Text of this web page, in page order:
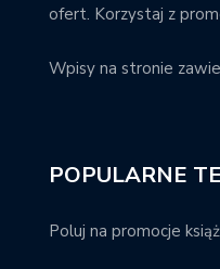
ofert. Korzystaj z
Wpisy na stronie
POPULARNE
Poluj na promocje